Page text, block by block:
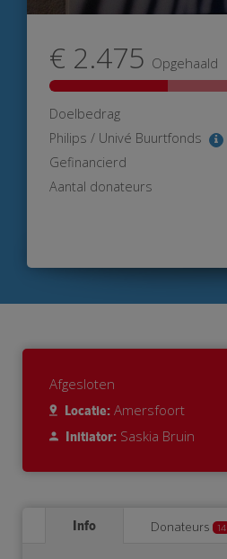
€ 2.475 Opgehaald
Doelbedrag
Philips / Univé Buurtfonds
Gefinancierd
Aantal donateurs
Afgesloten
Locatie: Amersfoort
Initiator: Saskia Bruin
Info Donateurs 14